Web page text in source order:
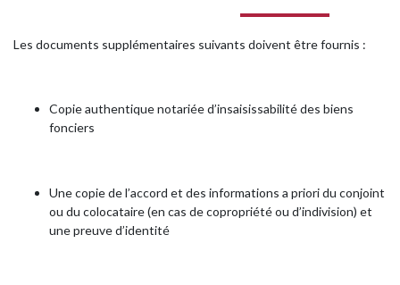
Les documents supplémentaires suivants doivent être fournis :
Copie authentique notariée d’insaisissabilité des biens
fonciers
Une copie de l’accord et des informations a priori du conjoint
ou du colocataire (en cas de copropriété ou d’indivision) et
une preuve d’identité